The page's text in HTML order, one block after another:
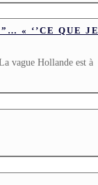
« ‘’CE QUE JE
vague Hollande est à